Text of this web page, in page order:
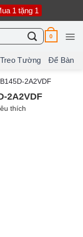
1 tặng 1
0
Treo Tường Để Bàn
2A2VDF
2A2VDF
thích